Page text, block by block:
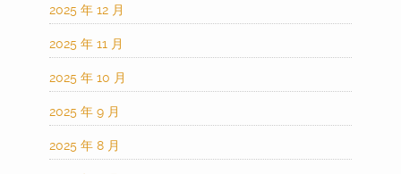
2025 年 12 月
2025 年 11 月
2025 年 10 月
2025 年 9 月
2025 年 8 月